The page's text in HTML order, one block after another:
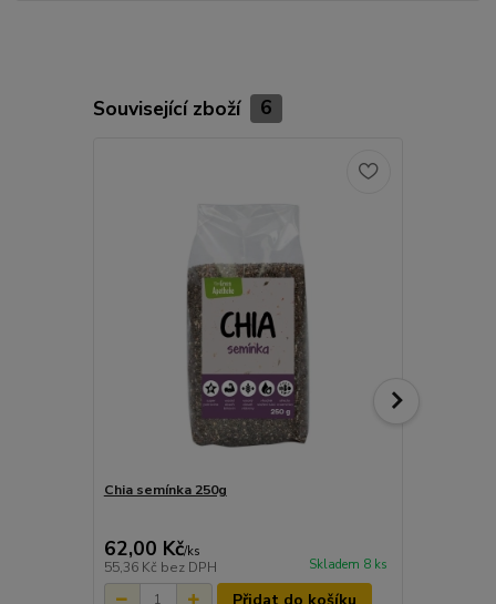
Související zboží 6
Chia semínka 250g
62,00 Kč/ks
55,36 Kč bez DPH Skladem 8 ks